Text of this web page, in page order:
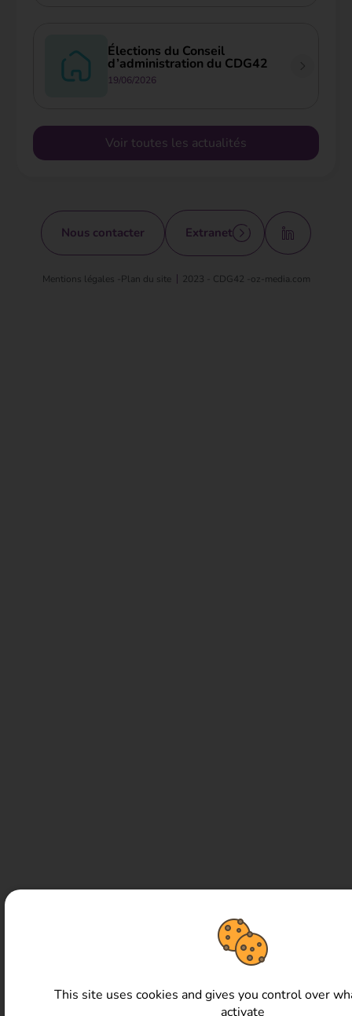
Voir toutes les actualités
Élections du Conseil
d’administration du CDG42
19/06/2026
Nous contacter Extranet
Mentions légales - Plan du site 2023 - CDG42 - oz-media.com
This site uses cookies and gives you control over
activate